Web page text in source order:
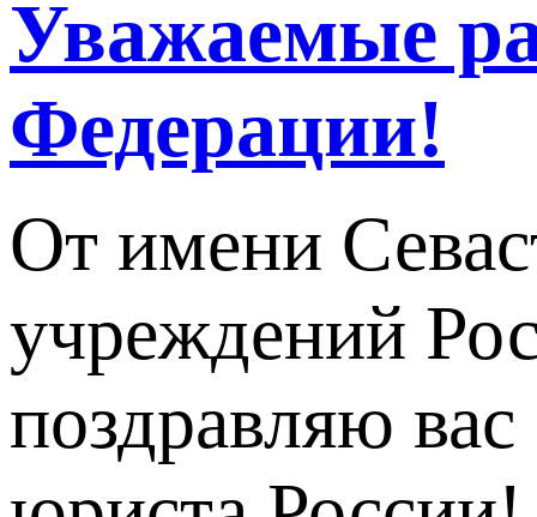
Уважаемые
Федерации!
От имени
учреждений
поздравляю